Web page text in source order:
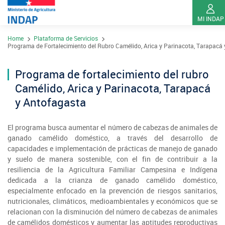
contenido
MI INDAP
Contacto
Ley del Lobby
Sistema de Integridad
Sobre INDAP
¿Qué es INDAP?
Sea usuario INDAP
Gestión y Presupuesto
Nuestros Programas
Programa Desarrollo Territorial Indígena
Programa de Asociatividad Económica
Acciones INDAP
Red Tiendas Mundo Rural
Sitios Regionales
Arica y Parinacota
Valparaíso
Sala de Prensa
Home
Plataforma de Servicios
Programa de Fortalecimiento del Rubro Camélido, Arica y Parinacota,
Programa de fortalecimiento del rubro
Camélido, Arica y Parinacota, Tarapacá
y Antofagasta
El programa busca aumentar el número de cabezas de animales de
ganado camélido doméstico, a través del desarrollo de
capacidades e implementación de prácticas de manejo de ganado
y suelo de manera sostenible, con el fin de contribuir a la
resiliencia de la Agricultura Familiar Campesina e Indígena
dedicada a la crianza de ganado camélido doméstico,
especialmente enfocado en la prevención de riesgos sanitarios,
nutricionales, climáticos, medioambientales y económicos que se
relacionan con la disminución del número de cabezas de animales
de camélidos domésticos y aumentar las aptitudes reproductivas